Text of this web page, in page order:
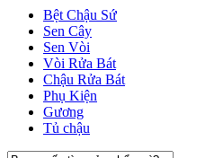
Bệt Chậu Sứ
Sen Cây
Sen Vòi
Vòi Rửa Bát
Chậu Rửa Bát
Phụ Kiện
Gương
Tủ chậu